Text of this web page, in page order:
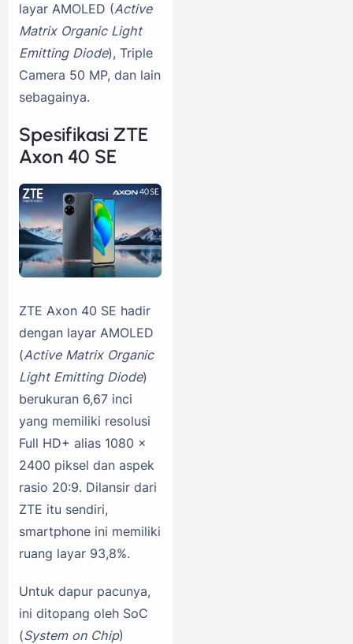
layar AMOLED (Active
Matrix Organic Light
Emitting Diode), Triple
Camera 50 MP, dan lain
sebagainya.
Spesifikasi ZTE
Axon 40 SE
ZTE Axon 40 SE hadir
dengan layar AMOLED
(Active Matrix Organic
Light Emitting Diode)
berukuran 6,67 inci
yang memiliki resolusi
Full HD+ alias 1080 x
2400 piksel dan aspek
rasio 20:9. Dilansir dari
ZTE itu sendiri,
smartphone ini memiliki
ruang layar 93,8%.
Untuk dapur pacunya,
ini ditopang oleh SoC
(System on Chip)